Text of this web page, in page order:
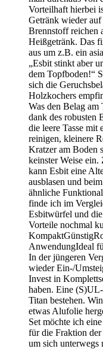
Vorteilhaft hierbei
Getränk wieder
Brennstoff reichen
Heißgetränk. Das
aus um z.B. ein
„Esbit stinkt aber
dem Topfboden!“
sich die
Holzkochers
Was den Belag am
dank des robusten
die leere Tasse mit
reinigen, kleinere
Kratzer am Boden
keinster Weise
kann Esbit eine
ausblasen und
ähnliche
finde ich im
Esbitwürfel und
Vorteile nochmal
AnwendungIdeal
In der jüngeren
wieder Ein-/
Invest in
haben. Eine
Titan bestehen.
etwas Alufolie
Set möchte ich
für die Fraktion der
um sich